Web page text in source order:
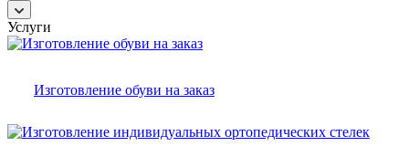
Услуги
Изготовление обуви на заказ